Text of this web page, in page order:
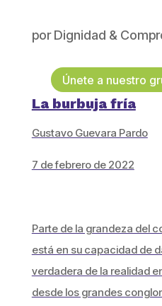
porDignidad &
Únete a nuestro
La burbuja fría
Gustavo Guevara Pardo
7 de febrero de 2022
Parte de la grandeza del
está en su capacidad de
verdadera de la realidad
desde los grandes